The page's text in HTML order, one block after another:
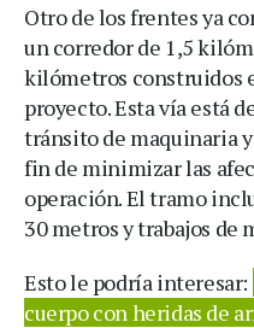
Otro de los frentes ya
un corredor de 1,5
kilómetros construidos
proyecto. Esta vía está
tránsito de maquinaria
fin de minimizar las
operación. El tramo
30 metros y trabajos
Esto le podría interesar:
cuerpo con heridas de